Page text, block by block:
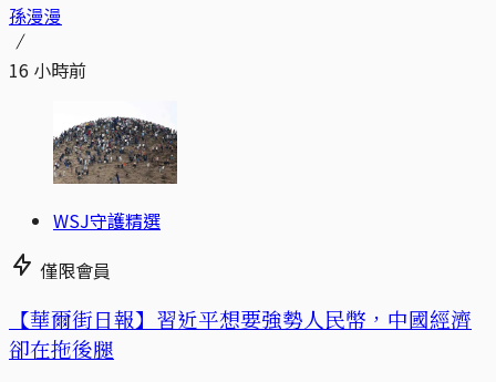
孫漫漫
16 小時前
WSJ守護精選
僅限會員
【華爾街日報】習近平想要強勢人民幣，中國經濟
卻在拖後腿